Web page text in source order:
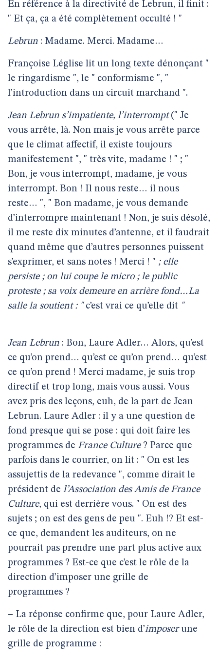
En référence à la directivité de Lebrun, il finit :
" Et ça, ça a été complètement occulté ! "
Lebrun : Madame. Merci. Madame…
Françoise Léglise lit un long texte dénonçant "
le ringardisme ", le " conformisme ", "
l’introduction dans un circuit marchand ".
Jean Lebrun s’impatiente, l’interrompt (" Je
vous arrête, là. Non mais je vous arrête parce
que le climat affectif, il existe toujours
manifestement ", " très vite, madame ! " ; "
Bon, je vous interrompt, madame, je vous
interrompt. Bon ! Il nous reste… il nous
reste… ", " Bon madame, je vous demande
d’interrompre maintenant ! Non, je suis désolé,
il me reste dix minutes d’antenne, et il faudrait
quand même que d’autres personnes puissent
s’exprimer, et sans notes ! Merci ! " ; elle
persiste ; on lui coupe le micro ; le public
proteste ; sa voix demeure en arrière fond…La
salle la soutient : " c’est vrai ce qu’elle dit "
Jean Lebrun : Bon, Laure Adler… Alors, qu’est
ce qu’on prend… qu’est ce qu’on prend… qu’est
ce qu’on prend ! Merci madame, je suis trop
directif et trop long, mais vous aussi. Vous
avez pris des leçons, euh, de la part de Jean
Lebrun. Laure Adler : il y a une question de
fond presque qui se pose : qui doit faire les
programmes de France Culture? Parce que
parfois dans le courrier, on lit : " On est les
assujettis de la redevance ", comme dirait le
président de l’Association des Amis de France
Culture, qui est derrière vous. " On est des
sujets ; on est des gens de peu ". Euh !? Et est-
ce que, demandent les auditeurs, on ne
pourrait pas prendre une part plus active aux
programmes ? Est-ce que c’est le rôle de la
direction d’imposer une grille de
programmes ?
– La réponse confirme que, pour Laure Adler,
le rôle de la direction est bien d’imposerune
grille de programme :